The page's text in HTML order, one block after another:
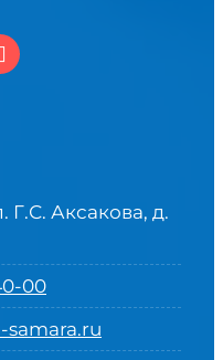
Г.С. Аксакова, д.
00